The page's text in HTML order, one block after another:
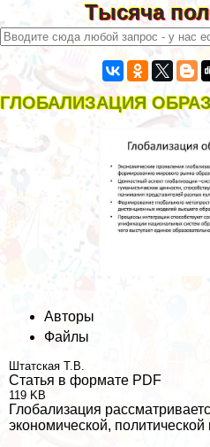
Тысяча
ГЛОБАЛИЗАЦИЯ
Авторы
Файлы
Штатская Т.В.
Статья в формате PDF
119 KB
Глобализация
экономической, политической